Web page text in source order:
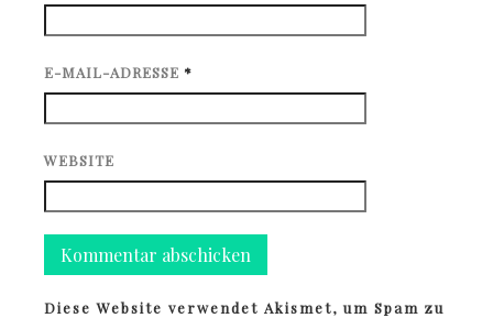
E-MAIL-ADRESSE *
WEBSITE
Diese Website verwendet Akismet, um Spam zu